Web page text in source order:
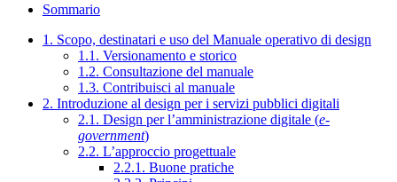
Sommario
1. Scopo, destinatari e uso del Manuale operativo di design
1.1. Versionamento e storico
1.2. Consultazione del manuale
1.3. Contribuisci al manuale
2. Introduzione al design per i servizi pubblici digitali
2.1. Design per l’amministrazione digitale (e-
government)
2.2. L’approccio progettuale
2.2.1. Buone pratiche